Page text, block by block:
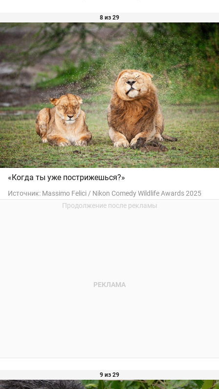
8 из 29
«Когда ты уже пострижешься?»
Источник: Massimo Felici / Nikon Comedy Wildlife Awards 2025
9 из 29